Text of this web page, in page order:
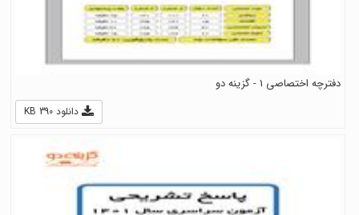
دفترچه اختصاصی 1 - گزینه دو
دانلود 390 KB